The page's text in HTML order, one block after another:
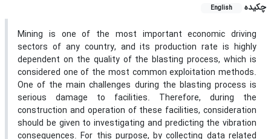
چکیده
English
Mining is one of the most important economic driving
sectors of any country, and its production rate is highly
dependent on the quality of the blasting process, which is
considered one of the most common exploitation methods.
One of the main challenges during the blasting process is
serious damage to facilities. Therefore, during the
construction and operation of these facilities, consideration
should be given to investigating and predicting the vibration
consequences. For this purpose, by collecting data related